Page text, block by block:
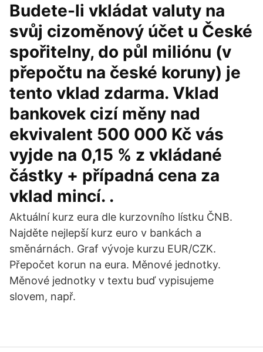
Budete-li vkládat valuty na
svůj cizoměnový účet u České
spořitelny, do půl miliónu (v
přepočtu na české koruny) je
tento vklad zdarma. Vklad
bankovek cizí měny nad
ekvivalent 500 000 Kč vás
vyjde na 0,15 % z vkládané
částky + případná cena za
vklad mincí. .
Aktuální kurz eura dle kurzovního lístku ČNB.
Najděte nejlepší kurz euro v bankách a
směnárnách. Graf vývoje kurzu EUR/CZK.
Přepočet korun na eura. Měnové jednotky.
Měnové jednotky v textu buď vypisujeme
slovem, např.